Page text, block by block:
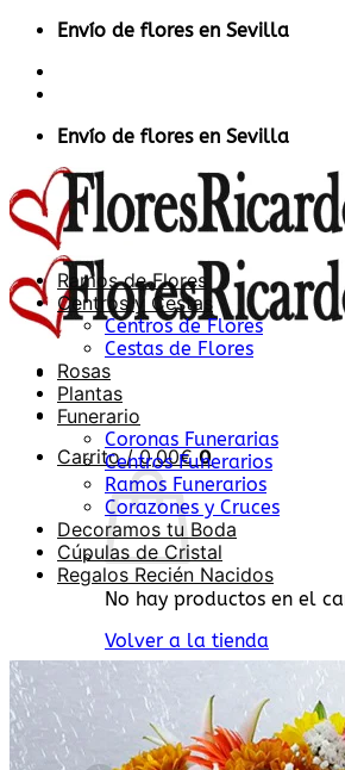
Saltar
contenido
Envío de flores en Sevilla
Envío de flores en Sevilla
Carrito /0,00€ 0
No hay productos en el
Volver a la tienda
Buscar
por:
0
Carrito
Ramos de Flores
Centros y Cestas
Centros de Flores
Cestas de Flores
Rosas
Plantas
Funerario
Coronas Funerarias
Centros Funerarios
Ramos Funerarios
Corazones y Cruces
Decoramos tu Boda
Cúpulas de Cristal
Regalos Recién Nacidos